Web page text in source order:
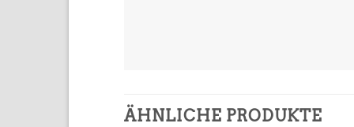
ÄHNLICHE PRODUKTE